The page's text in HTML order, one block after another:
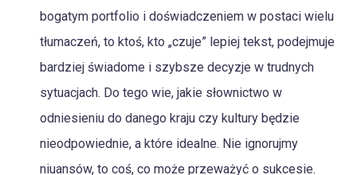
bogatym portfolio i doświadczeniem w postaci wielu
tłumaczeń, to ktoś, kto „czuje” lepiej tekst, podejmuje
bardziej świadome i szybsze decyzje w trudnych
sytuacjach. Do tego wie, jakie słownictwo w
odniesieniu do danego kraju czy kultury będzie
nieodpowiednie, a które idealne. Nie ignorujmy
niuansów, to coś, co może przeważyć o sukcesie.